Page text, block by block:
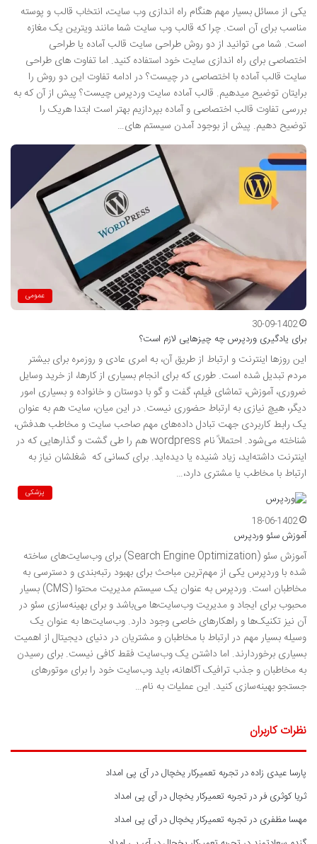
یکی از مسائل بسیار مهم هنگام راه اندازی وب سایت، انتخاب قالب و پوسته
مناسب برای آن است. چرا که قالب وب سایت شما مانند ویترین یک مغازه
است. شما می توانید از دو روش طراحی سایت قالب آماده یا طراحی
اختصاصی برای راه اندازی سایت خود استفاده کنید. اما تفاوت های طراحی
سایت قالب آماده با اختصاصی در چیست؟ در ادامه تفاوت این دو روش را
برایتان توضیح میدهیم. قالب آماده سایت وردپرس چیست؟ پیش از آن که به
بررسی تفاوت قالب اختصاصی و آماده بپردازیم بهتر است ابتدا هریک را
توضیح دهیم. پیش از بوجود آمدن سیستم های…
عمومی
30-09-1402
برای یادگیری وردپرس چه چیزهایی لازم است؟
این روزها اینترنت و ارتباط از طریق آن، به امری عادی و روزمره برای بیشتر
مردم تبدیل شده است. طوری که برای انجام بسیاری از کارها، از خرید وسایل
ضروری، آموزش، تماشای فیلم، گفت و گو با دوستان و خانواده و بسیاری امور
دیگر، هیچ نیازی به ارتباط حضوری نیست. در این میان، سایت هم به عنوان
یک رابط کاربردی جهت تبادل داده‌های مهم صاحب سایت و مخاطب هدفش،
شناخته می‌شود. احتمالاً نام wordpress هم را طی گشت و گذارهایی که در
اینترنت داشته‌اید، زیاد شنیده یا دیده‌اید. برای کسانی که شغلشان نیاز به
ارتباط با مخاطب یا مشتری دارد،…
پزشکی
18-06-1402
آموزش سئو وردپرس
آموزش سئو (Search Engine Optimization) برای وب‌سایت‌های ساخته
شده با وردپرس یکی از مهم‌ترین مباحث برای بهبود رتبه‌بندی و دسترسی به
مخاطبان است. وردپرس به عنوان یک سیستم مدیریت محتوا (CMS) بسیار
محبوب برای ایجاد و مدیریت وب‌سایت‌ها می‌باشد و برای بهینه‌سازی سئو در
آن نیز تکنیک‌ها و راهکارهای خاصی وجود دارد. وب‌سایت‌ها به عنوان یک
وسیله بسیار مهم در ارتباط با مخاطبان و مشتریان در دنیای دیجیتال از اهمیت
بسیاری برخوردارند. اما داشتن یک وب‌سایت فقط کافی نیست. برای رسیدن
به مخاطبان و جذب ترافیک آگاهانه، باید وب‌سایت خود را برای موتورهای
جستجو بهینه‌سازی کنید. این عملیات به نام…
نظرات کاربران
پارسا عیدی زادهدرتجربه تعمیرکار یخچال در آی پی امداد
ثریا کوثری فردرتجربه تعمیرکار یخچال در آی پی امداد
مهسا مظفری درتجربه تعمیرکار یخچال در آی پی امداد